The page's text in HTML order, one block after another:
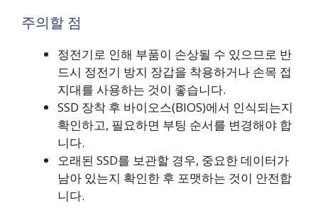
주의할 점
정전기로 인해 부품이 손상될 수 있으므로 반
드시 정전기 방지 장갑을 착용하거나 손목 접
지대를 사용하는 것이 좋습니다.
SSD 장착 후 바이오스(BIOS)에서 인식되는지
확인하고, 필요하면 부팅 순서를 변경해야 합
니다.
오래된 SSD를 보관할 경우, 중요한 데이터가
남아 있는지 확인한 후 포맷하는 것이 안전합
니다.